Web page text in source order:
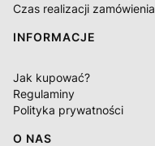
Czas realizacji zamówienia
INFORMACJE
Jak kupować?
Regulaminy
Polityka prywatności
O NAS